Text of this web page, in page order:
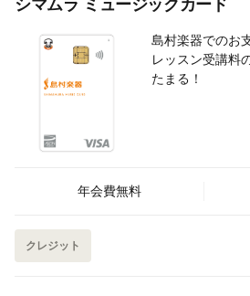
シマムラ ミュージックカード
島村楽器でのお
レッスン受講料
たまる！
年会費無料
クレジット